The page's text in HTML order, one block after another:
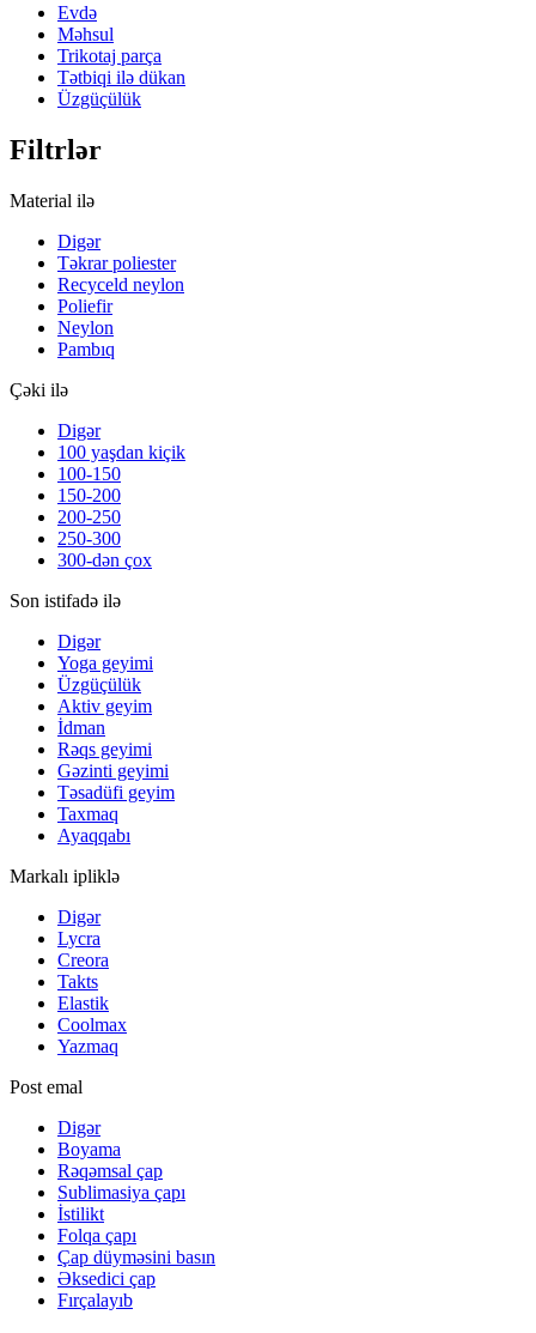
Evdə
Məhsul
Trikotaj parça
Tətbiqi ilə dükan
Üzgüçülük
Filtrlər
Material ilə
Digər
Təkrar poliester
Recyceld neylon
Poliefir
Neylon
Pambıq
Çəki ilə
Digər
100 yaşdan kiçik
100-150
150-200
200-250
250-300
300-dən çox
Son istifadə ilə
Digər
Yoga geyimi
Üzgüçülük
Aktiv geyim
İdman
Rəqs geyimi
Gəzinti geyimi
Təsadüfi geyim
Taxmaq
Ayaqqabı
Markalı ipliklə
Digər
Lycra
Creora
Takts
Elastik
Coolmax
Yazmaq
Post emal
Digər
Boyama
Rəqəmsal çap
Sublimasiya çapı
İstilikt
Folqa çapı
Çap düyməsini basın
Əksedici çap
Fırçalayıb